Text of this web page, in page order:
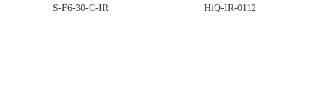
S-F6-30-C-IR HiQ-IR-0112